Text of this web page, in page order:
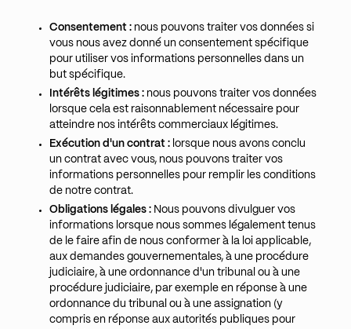
Consentement : nous pouvons traiter vos données si
vous nous avez donné un consentement spécifique
pour utiliser vos informations personnelles dans un
but spécifique.
Intérêts légitimes : nous pouvons traiter vos données
lorsque cela est raisonnablement nécessaire pour
atteindre nos intérêts commerciaux légitimes.
Exécution d'un contrat : lorsque nous avons conclu
un contrat avec vous, nous pouvons traiter vos
informations personnelles pour remplir les conditions
de notre contrat.
Obligations légales : Nous pouvons divulguer vos
informations lorsque nous sommes légalement tenus
de le faire afin de nous conformer à la loi applicable,
aux demandes gouvernementales, à une procédure
judiciaire, à une ordonnance d'un tribunal ou à une
procédure judiciaire, par exemple en réponse à une
ordonnance du tribunal ou à une assignation (y
compris en réponse aux autorités publiques pour